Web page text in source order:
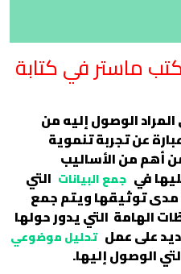
ماستر في كتابة
الوصول إليه من
عن تجربة تنموية
أهم من الأساليب
في جمع البيانات التي
مدى توثيقها ويتم جمع
الهامة التي يدور حولها
على عمل تحليل موضوعي
الوصول إليها.